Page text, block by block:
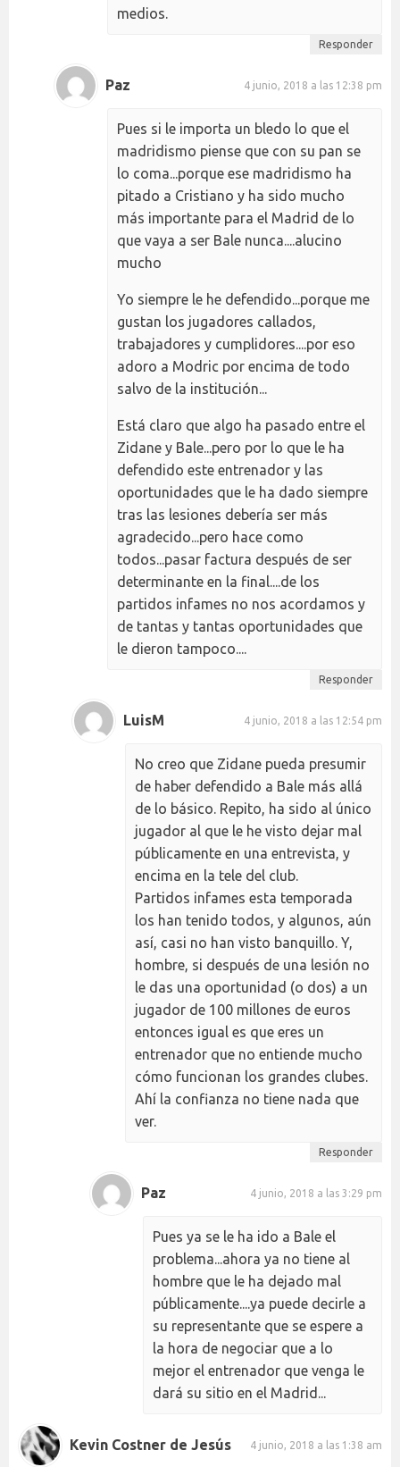
medios.
Responder
Paz 4 junio, 2018 a las 12:38 pm
Pues si le importa un bledo lo que el
madridismo piense que con su pan se
lo coma...porque ese madridismo ha
pitado a Cristiano y ha sido mucho
más importante para el Madrid de lo
que vaya a ser Bale nunca....alucino
mucho
Yo siempre le he defendido...porque me
gustan los jugadores callados,
trabajadores y cumplidores....por eso
adoro a Modric por encima de todo
salvo de la institución...
Está claro que algo ha pasado entre el
Zidane y Bale...pero por lo que le ha
defendido este entrenador y las
oportunidades que le ha dado siempre
tras las lesiones debería ser más
agradecido...pero hace como
todos...pasar factura después de ser
determinante en la final....de los
partidos infames no nos acordamos y
de tantas y tantas oportunidades que
le dieron tampoco....
Responder
LuisM 4 junio, 2018 a las 12:54 pm
No creo que Zidane pueda presumir
de haber defendido a Bale más allá
de lo básico. Repito, ha sido al único
jugador al que le he visto dejar mal
públicamente en una entrevista, y
encima en la tele del club.
Partidos infames esta temporada
los han tenido todos, y algunos, aún
así, casi no han visto banquillo. Y,
hombre, si después de una lesión no
le das una oportunidad (o dos) a un
jugador de 100 millones de euros
entonces igual es que eres un
entrenador que no entiende mucho
cómo funcionan los grandes clubes.
Ahí la confianza no tiene nada que
ver.
Responder
Paz 4 junio, 2018 a las 3:29 pm
Pues ya se le ha ido a Bale el
problema...ahora ya no tiene al
hombre que le ha dejado mal
públicamente....ya puede decirle a
su representante que se espere a
la hora de negociar que a lo
mejor el entrenador que venga le
dará su sitio en el Madrid...
Kevin Costner de Jesús 4 junio, 2018 a las 1:38 am